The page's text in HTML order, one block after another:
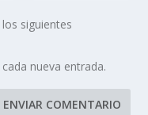
siguientes
nueva entrada.